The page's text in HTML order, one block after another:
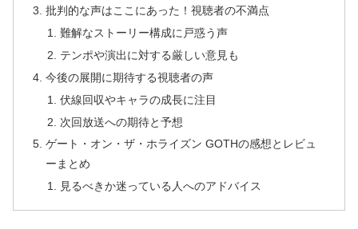
批判的な声はここにあった！視聴者の不満点
難解なストーリー構成に戸惑う声
テンポや演出に対する厳しい意見も
今後の展開に期待する視聴者の声
伏線回収やキャラの成長に注目
次回放送への期待と予想
ゲート・オン・ザ・ホライズン GOTHの感想とレビュ
ーまとめ
見るべきか迷っている人へのアドバイス